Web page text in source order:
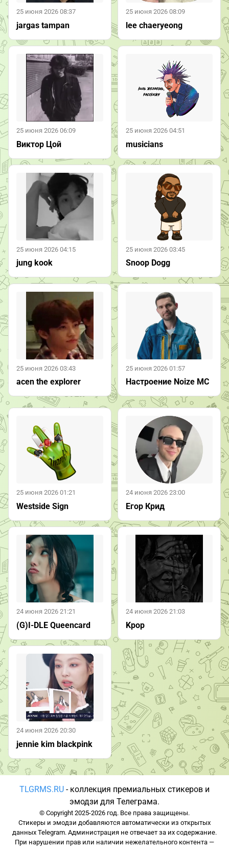
25 июня 2026 08:37
jargas tampan
25 июня 2026 08:09
lee chaeryeong
25 июня 2026 06:09
Виктор Цой
25 июня 2026 04:51
musicians
25 июня 2026 04:15
jung kook
25 июня 2026 03:45
Snoop Dogg
25 июня 2026 03:43
acen the explorer
25 июня 2026 01:57
Настроение Noize MC
25 июня 2026 01:21
Westside Sign
24 июня 2026 23:00
Егор Крид
24 июня 2026 21:21
(G)I-DLE Queencard
24 июня 2026 21:03
Kpop
24 июня 2026 20:30
jennie kim blackpink
TLGRMS.RU - коллекция премиальных стикеров и
эмодзи для Телеграма.
© Copyright 2025-2026 год. Все права защищены.
Стикеры и эмодзи добавляются автоматически из открытых
данных Telegram. Администрация не отвечает за их содержание.
При нарушении прав или наличии нежелательного контента —